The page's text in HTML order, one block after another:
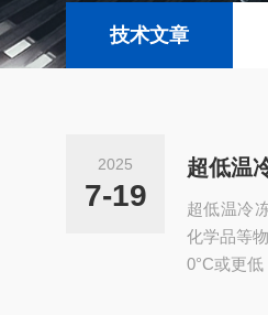
技术文章
2025
7-19
超低温
超低温冷
化学品等
0°C或更